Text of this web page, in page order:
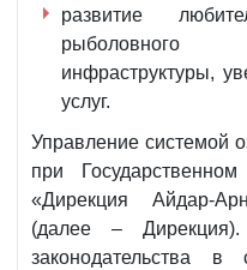
развитие
рыболовного
инфраструктуры,
услуг.
Управление системой
при
«Дирекция Айдар-
(далее –
законодательства